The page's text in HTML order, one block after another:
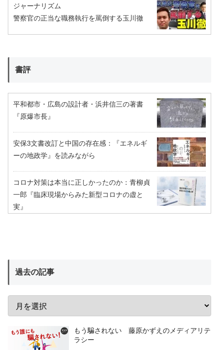
ジャーナリズム
警察官の正当な職務執行を罵倒する玉川徹
書評
平和都市・広島の設計者・浜井信三の著書
『原爆市長』
安保3文書改訂と中国の存在感：『エネルギ
ーの地政学』を読みながら
コロナ対策は本当に正しかったのか：青柳貞
一郎『臨床現場からみた新型コロナの虚と
実』
過去の記事
もう騙されない 藤原かずえのメディアリテ
ラシー